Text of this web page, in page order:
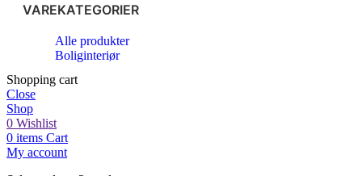
VAREKATEGORIER
Alle produkter
Boliginteriør
Shopping cart
Close
Shop
0 Wishlist
0 items Cart
My account